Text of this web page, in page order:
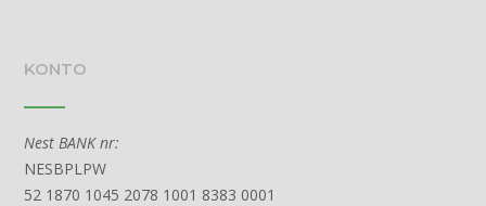
KONTO
Nest BANK nr:
NESBPLPW
52 1870 1045 2078 1001 8383 0001